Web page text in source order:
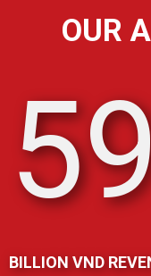
OUR
BILLION VND